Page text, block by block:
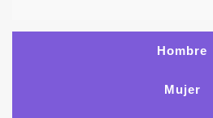
Hombre
Mujer